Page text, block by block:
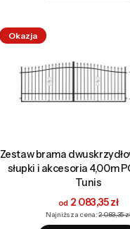
Okazja
Zestaw brama
słupki i akcesoria 4,00m
Tunis
Cena2 083,35 zł
Najniższa cena: 2 083,35